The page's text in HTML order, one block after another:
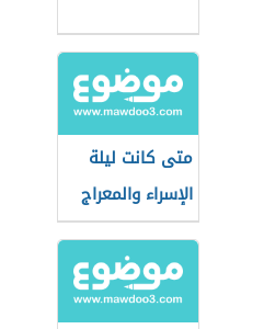
متى كانت ليلة
الإسراء والمعراج